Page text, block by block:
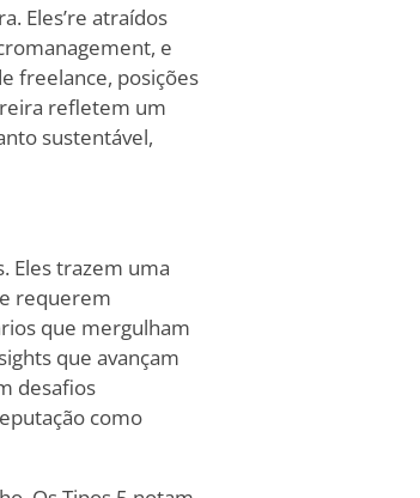
Eles’re atraídos
e
freelance, posições
refletem um
sustentável,
Eles trazem uma
requerem
que mergulham
que avançam
desafios
como